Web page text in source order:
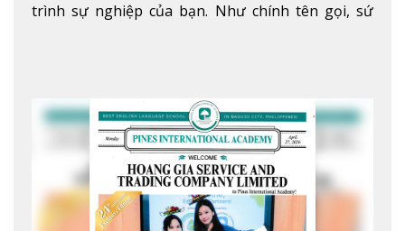
trình sự nghiệp của bạn. Như chính tên gọi, sứ